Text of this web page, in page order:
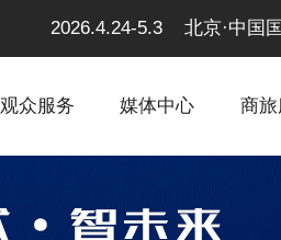
2026.4.24-5.3 北京·中国
观众服务 媒体中心 商